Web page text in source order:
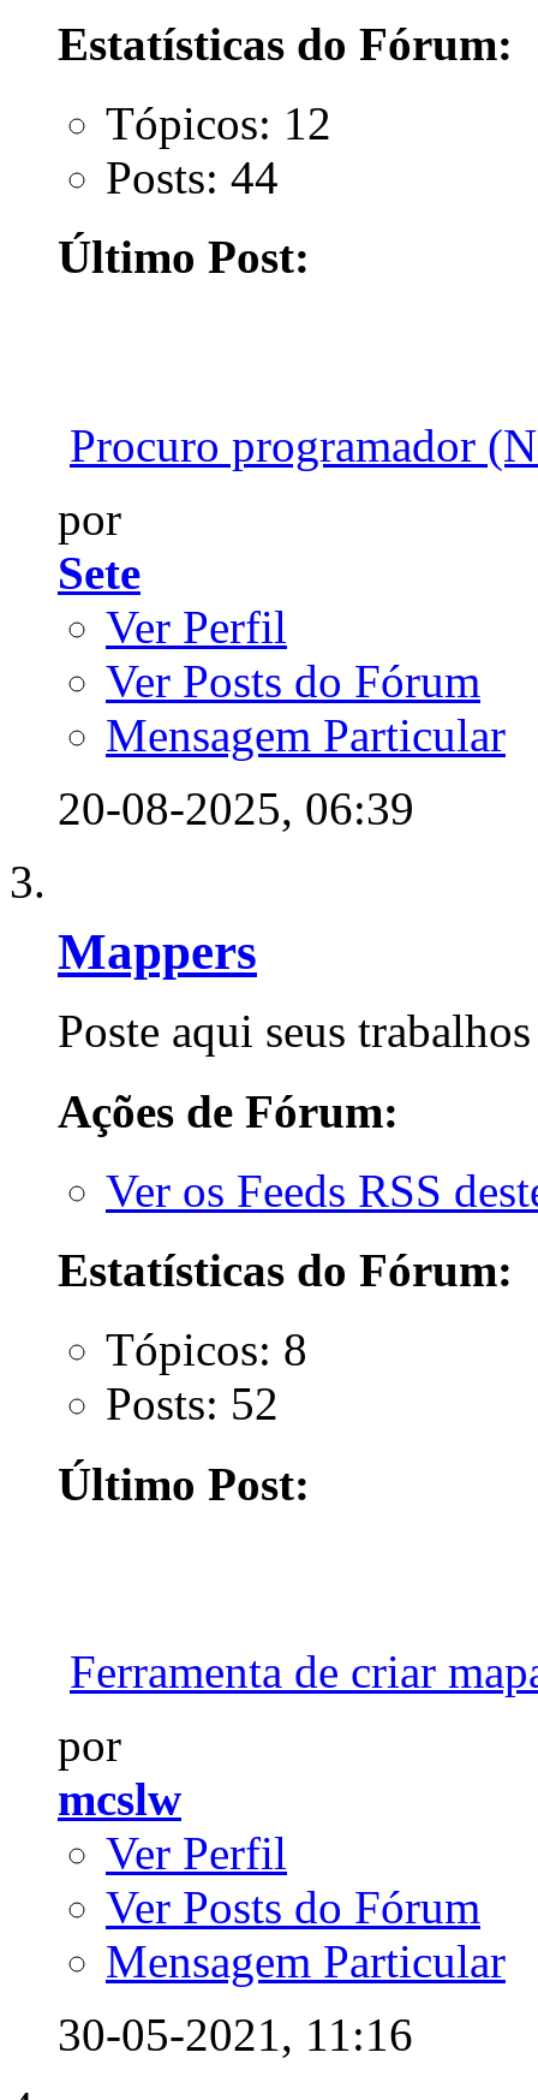
Estatísticas do Fórum:
Tópicos: 12
Posts: 44
Último Post:
Procuro programador
por
Sete
Ver Perfil
Ver Posts do Fórum
Mensagem Particular
20-08-2025, 06:39
Mappers
Poste aqui seus
Ações de Fórum:
Ver os Feeds RSS
Estatísticas do Fórum:
Tópicos: 8
Posts: 52
Último Post:
Ferramenta de criar
por
mcslw
Ver Perfil
Ver Posts do Fórum
Mensagem Particular
30-05-2021, 11:16